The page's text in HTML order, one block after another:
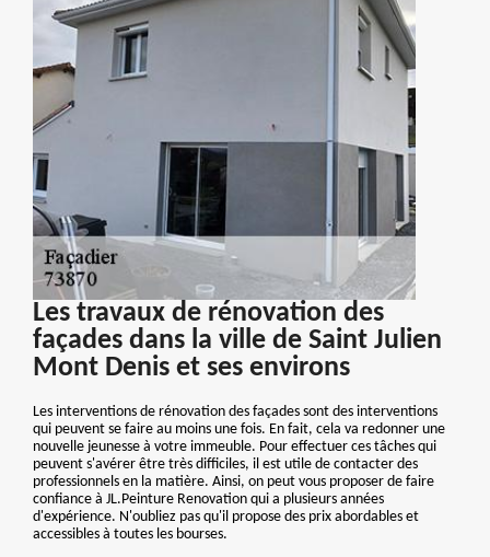
Les travaux de rénovation des
façades dans la ville de Saint Julien
Mont Denis et ses environs
Les interventions de rénovation des façades sont des interventions
qui peuvent se faire au moins une fois. En fait, cela va redonner une
nouvelle jeunesse à votre immeuble. Pour effectuer ces tâches qui
peuvent s'avérer être très difficiles, il est utile de contacter des
professionnels en la matière. Ainsi, on peut vous proposer de faire
confiance à JL.Peinture Renovation qui a plusieurs années
d'expérience. N'oubliez pas qu'il propose des prix abordables et
accessibles à toutes les bourses.